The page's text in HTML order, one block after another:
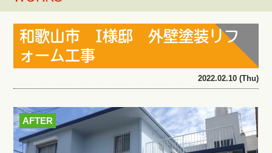
和歌山市 I様邸 外壁塗装リフ
ォーム工事
2022.02.10 (Thu)
AFTER